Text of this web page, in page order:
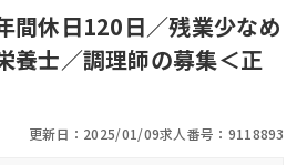
間休日120日／残業少なめ
養士／調理師の募集＜正
更新日：2025/01/09求人番号：9118893